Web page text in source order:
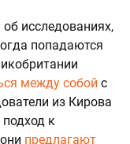
исследованиях,
попадаются
между собой с
из Кирова
к
предлагают